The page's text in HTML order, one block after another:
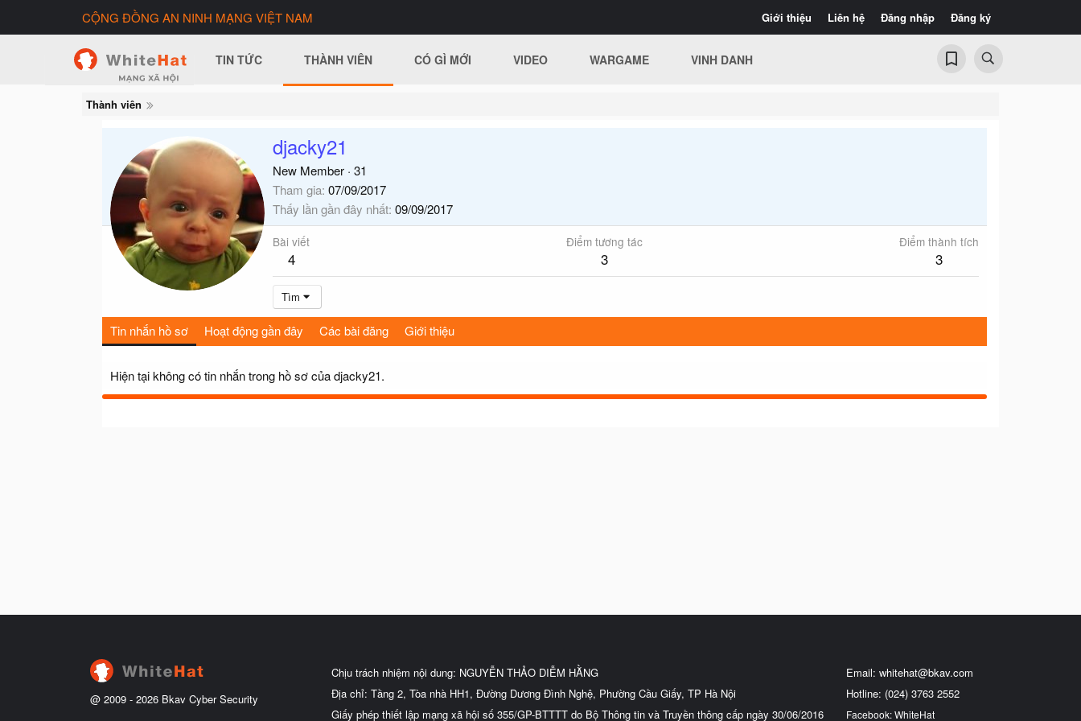
Giới thiệu Liên hệ Đăng nhập Đăng ký
CỘNG ĐỒNG AN NINH MẠNG VIỆT NAM
TIN TỨC THÀNH VIÊN CÓ GÌ MỚI VIDEO WARGAME VINH DANH
Thành viên
djacky21
New Member · 31
Tham gia 07/09/2017
Thấy lần gần đây nhất 09/09/2017
Bài viết
4
Điểm tương tác
3
Điểm thành tích
3
Tìm
Tin nhắn hồ sơ Hoạt động gần đây Các bài đăng Giới thiệu
Hiện tại không có tin nhắn trong hồ sơ của djacky21.
@ 2009 - 2026 Bkav Cyber Security
Chịu trách nhiệm nội dung: NGUYỄN THẢO DIỄM HẰNG
Địa chỉ: Tầng 2, Tòa nhà HH1, Đường Dương Đình Nghệ, Phường Cầu Giấy, TP Hà Nội
Giấy phép thiết lập mạng xã hội số 355/GP-BTTTT do Bộ Thông tin và Truyền thông cấp ngày 30/06/2016
Email: whitehat@bkav.com
Hotline: (024) 3763 2552
Facebook: WhiteHat